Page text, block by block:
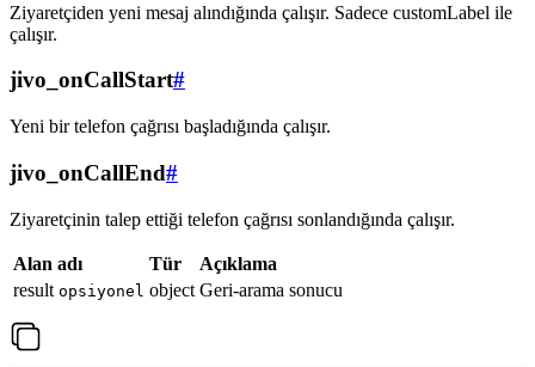
Ziyaretçiden yeni mesaj alındığında çalışır. Sadece customLabel ile
çalışır.
jivo_onCallStart#
Yeni bir telefon çağrısı başladığında çalışır.
jivo_onCallEnd#
Ziyaretçinin talep ettiği telefon çağrısı sonlandığında çalışır.
Alan adı Tür
Açıklama
result opsiyonel object Geri-arama sonucu